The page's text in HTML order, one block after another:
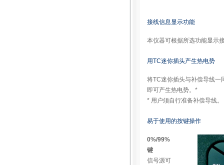
接线信息显示功能
本仪器可根据所选功能显示
用TC迷你插头产生热电势
将TC迷你插头与补偿导线一
即可产生热电势。*
* 用户须自行准备补偿导线。
易于使用的按键操作
0%/99%
键
信号源可